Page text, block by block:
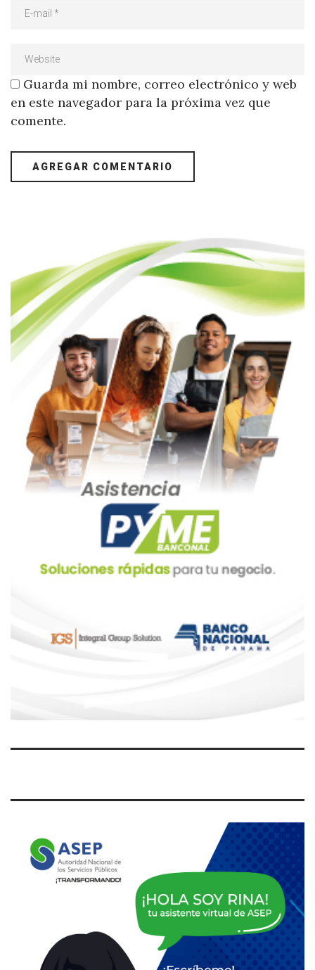
Guarda mi nombre, correo electrónico y web
en este navegador para la próxima vez que
comente.